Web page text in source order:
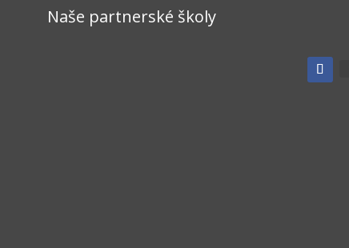
Naše partnerské školy